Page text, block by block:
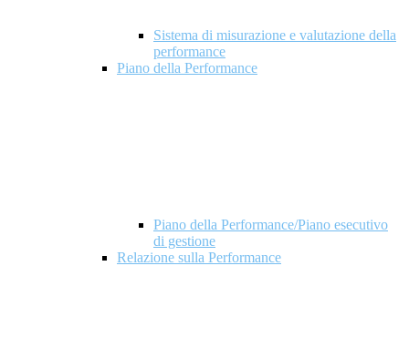
Sistema di misurazione e valutazione della
performance
Piano della Performance
Piano della Performance/Piano esecutivo
di gestione
Relazione sulla Performance